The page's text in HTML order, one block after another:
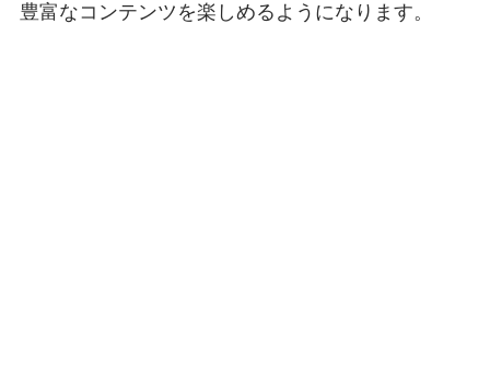
豊富なコンテンツを楽しめるようになります。